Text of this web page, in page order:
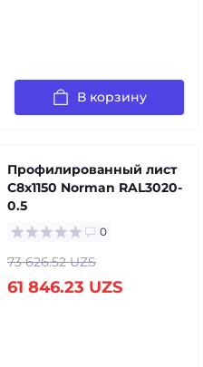
В корзину
Профилированный лист
С8х1150 Norman RAL3020-
0.5
0
73 626.52 UZS
61 846.23 UZS